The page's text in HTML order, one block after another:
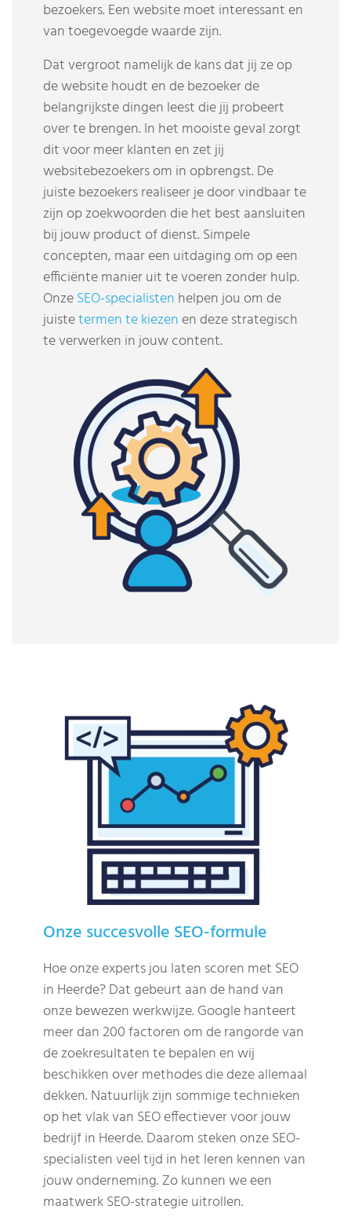
bezoekers. Een website moet interessant en
van toegevoegde waarde zijn.
Dat vergroot namelijk de kans dat jij ze op
de website houdt en de bezoeker de
belangrijkste dingen leest die jij probeert
over te brengen. In het mooiste geval zorgt
dit voor meer klanten en zet jij
websitebezoekers om in opbrengst. De
juiste bezoekers realiseer je door vindbaar te
zijn op zoekwoorden die het best aansluiten
bij jouw product of dienst. Simpele
concepten, maar een uitdaging om op een
efficiënte manier uit te voeren zonder hulp.
OnzeSEO-specialisten helpen jou om de
juistetermen te kiezenen deze strategisch
te verwerken in jouw content.
Onze succesvolle SEO-formule
Hoe onze experts jou laten scoren met SEO
in Heerde? Dat gebeurt aan de hand van
onze bewezen werkwijze. Google hanteert
meer dan 200 factoren om de rangorde van
de zoekresultaten te bepalen en wij
beschikken over methodes die deze allemaal
dekken. Natuurlijk zijn sommige technieken
op het vlak van SEO effectiever voor jouw
bedrijf in Heerde. Daarom steken onze SEO-
specialisten veel tijd in het leren kennen van
jouw onderneming. Zo kunnen we een
maatwerk SEO-strategie uitrollen.